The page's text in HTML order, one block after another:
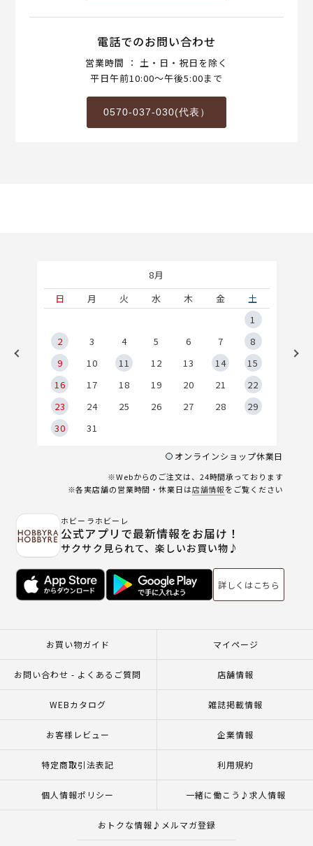
電話でのお問い合わせ
営業時間 ： 土・日・祝日を除く
平日午前10:00～午後5:00まで
0570-037-030(代表）
8月
日
月 火 水 木 金
土
1
2
3 4 5 6 7
8
9
10 11 12 13 14
15
16
17 18 19 20 21
22
23
24 25 26 27 28
29
30
31
オンラインショップ休業日
※Webからのご注文は、24時間承っております
※各実店舗の営業時間・休業日は店舗情報をご覧ください
ホビーラホビーレ
公式アプリで最新情報をお届け！
サクサク見られて、楽しいお買い物♪
詳しくはこちら
お買い物ガイド マイページ
お問い合わせ - よくあるご質問 店舗情報
WEBカタログ 雑誌掲載情報
お客様レビュー 企業情報
特定商取引法表記 利用規約
個人情報ポリシー 一緒に働こう♪求人情報
おトクな情報♪メルマガ登録